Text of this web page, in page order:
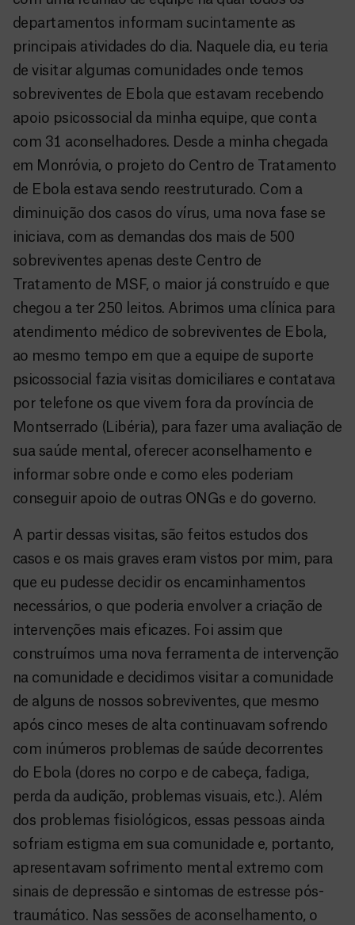
departamentos informam sucintamente as
principais atividades do dia. Naquele dia, eu teria
de visitar algumas comunidades onde temos
sobreviventes de Ebola que estavam recebendo
apoio psicossocial da minha equipe, que conta
com 31 aconselhadores. Desde a minha chegada
em Monróvia, o projeto do Centro de Tratamento
de Ebola estava sendo reestruturado. Com a
diminuição dos casos do vírus, uma nova fase se
iniciava, com as demandas dos mais de 500
sobreviventes apenas deste Centro de
Tratamento de MSF, o maior já construído e que
chegou a ter 250 leitos. Abrimos uma clínica para
atendimento médico de sobreviventes de Ebola,
ao mesmo tempo em que a equipe de suporte
psicossocial fazia visitas domiciliares e contatava
por telefone os que vivem fora da província de
Montserrado (Libéria), para fazer uma avaliação de
sua saúde mental, oferecer aconselhamento e
informar sobre onde e como eles poderiam
conseguir apoio de outras ONGs e do governo.
A partir dessas visitas, são feitos estudos dos
casos e os mais graves eram vistos por mim, para
que eu pudesse decidir os encaminhamentos
necessários, o que poderia envolver a criação de
intervenções mais eficazes. Foi assim que
construímos uma nova ferramenta de intervenção
na comunidade e decidimos visitar a comunidade
de alguns de nossos sobreviventes, que mesmo
após cinco meses de alta continuavam sofrendo
com inúmeros problemas de saúde decorrentes
do Ebola (dores no corpo e de cabeça, fadiga,
perda da audição, problemas visuais, etc.). Além
dos problemas fisiológicos, essas pessoas ainda
sofriam estigma em sua comunidade e, portanto,
apresentavam sofrimento mental extremo com
sinais de depressão e sintomas de estresse pós-
traumático. Nas sessões de aconselhamento, o